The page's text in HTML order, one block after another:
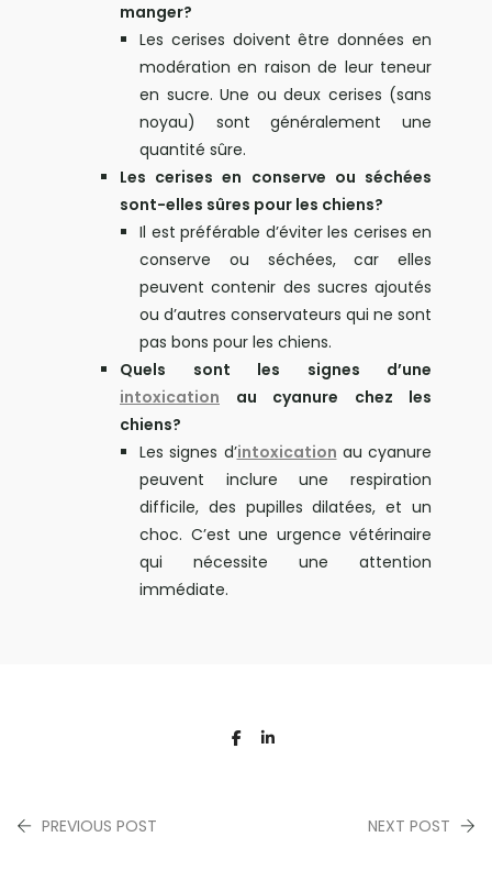
manger?
Les cerises doivent être données en
modération en raison de leur teneur
en sucre. Une ou deux cerises (sans
noyau) sont généralement une
quantité sûre.
Les cerises en conserve ou séchées
sont-elles sûres pour les chiens?
Il est préférable d’éviter les cerises en
conserve ou séchées, car elles
peuvent contenir des sucres ajoutés
ou d’autres conservateurs qui ne sont
pas bons pour les chiens.
Quels sont les signes d’une
intoxication au cyanure chez les
chiens?
Les signes d’intoxication au cyanure
peuvent inclure une respiration
difficile, des pupilles dilatées, et un
choc. C’est une urgence vétérinaire
qui nécessite une attention
immédiate.
PREVIOUS POST NEXT POST